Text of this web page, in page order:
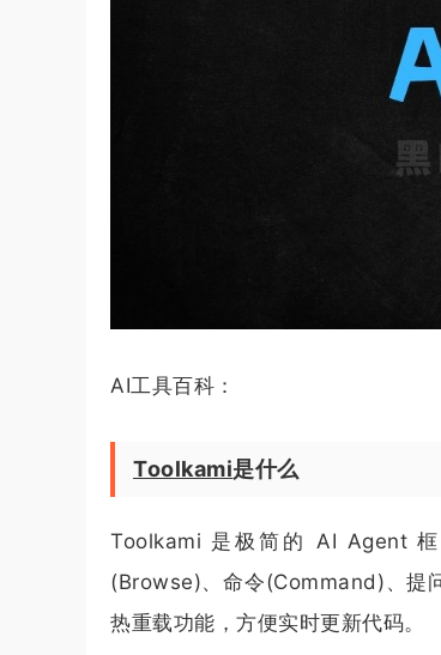
AI工具百科：
Toolkami是什么
Toolkami 是极简的 AI Agent
(Browse)、命令(Command)、提
热重载功能，方便实时更新代码。